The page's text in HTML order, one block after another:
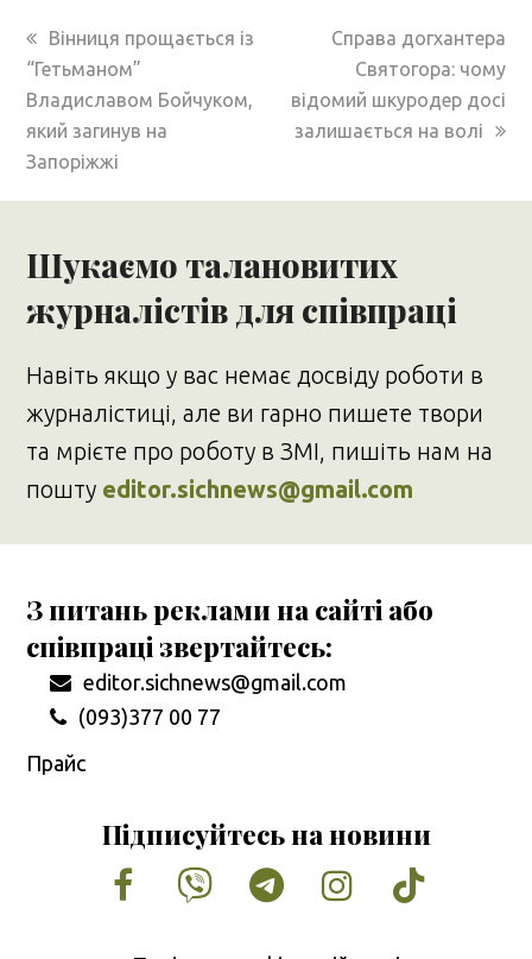
previous
post:
Вінниця прощається із
“Гетьманом”
Владиславом Бойчуком,
який загинув на
Запоріжжі
next
post:
Справа догхантера
Святогора: чому
відомий шкуродер досі
залишається на волі
Шукаємо талановитих
журналістів для співпраці
Навіть якщо у вас немає досвіду роботи в
журналістиці, але ви гарно пишете твори
та мрієте про роботу в ЗМІ, пишіть нам на
пошту editor.sichnews@gmail.com
З питань реклами на сайті або
співпраці звертайтесь:
editor.sichnews@gmail.com
(093)377 00 77
Прайс
Підписуйтесь на новини
Facebook
VimeoTumblrInstagram
Tiktok